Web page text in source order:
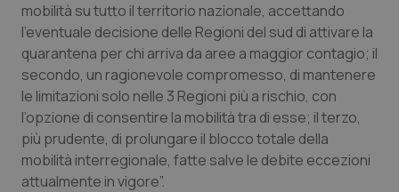
Friuli Venezia Giulia
Lazio
Liguria
Lombardia
Dermatite Atopica
Diabete & glucometri
Disturbi dell’umore
Dolore
mobilità su tutto il territorio nazionale, accettando
l’eventuale decisione delle Regioni del sud di attivare la
quarantena per chi arriva da aree a maggior contagio; il
secondo, un ragionevole compromesso, di mantenere
le limitazioni solo nelle 3 Regioni più a rischio, con
l’opzione di consentire la mobilità tra di esse; il terzo,
più prudente, di prolungare il blocco totale della
mobilità interregionale, fatte salve le debite eccezioni
attualmente in vigore”.